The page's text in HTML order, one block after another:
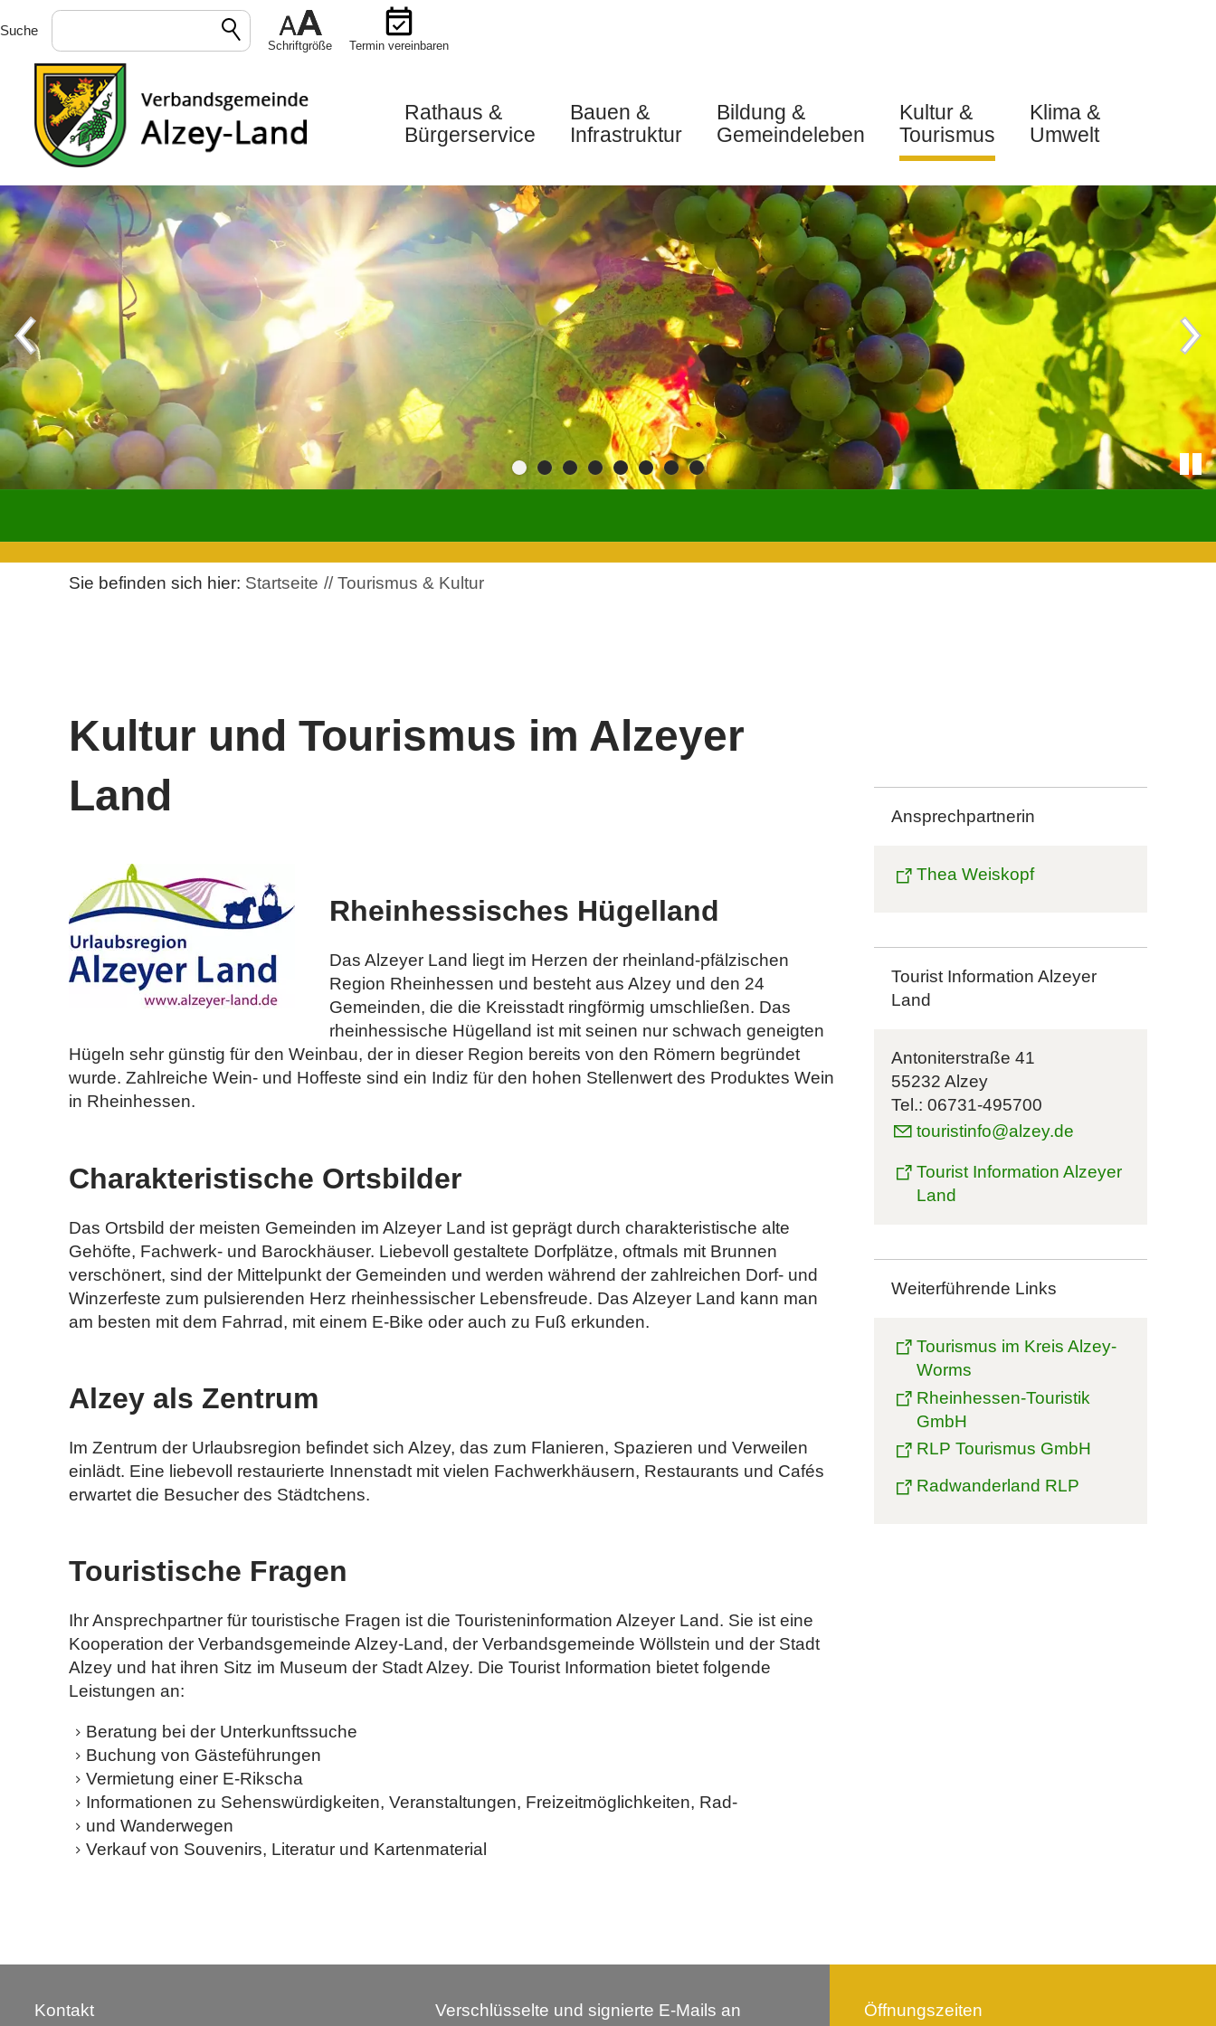
Rathaus &
Bürgerservice
Bauen &
Infrastruktur
Bildung &
Gemeindeleben
Kultur &
Tourismus
Klima &
Umwelt
Suche
Schriftgröße Termin vereinbaren
Sie befinden sich hier: Startseite Tourismus & Kultur
Kultur und Tourismus im Alzeyer
Land
Rheinhessisches Hügelland
Das Alzeyer Land liegt im Herzen der rheinland-pfälzischen
Region Rheinhessen und besteht aus Alzey und den 24
Gemeinden, die die Kreisstadt ringförmig umschließen. Das
rheinhessische Hügelland ist mit seinen nur schwach geneigten
Hügeln sehr günstig für den Weinbau, der in dieser Region bereits von den Römern begründet
wurde. Zahlreiche Wein- und Hoffeste sind ein Indiz für den hohen Stellenwert des Produktes Wein
in Rheinhessen.
Charakteristische Ortsbilder
Das Ortsbild der meisten Gemeinden im Alzeyer Land ist geprägt durch charakteristische alte
Gehöfte, Fachwerk- und Barockhäuser. Liebevoll gestaltete Dorfplätze, oftmals mit Brunnen
verschönert, sind der Mittelpunkt der Gemeinden und werden während der zahlreichen Dorf- und
Winzerfeste zum pulsierenden Herz rheinhessischer Lebensfreude. Das Alzeyer Land kann man
am besten mit dem Fahrrad, mit einem E-Bike oder auch zu Fuß erkunden.
Alzey als Zentrum
Im Zentrum der Urlaubsregion befindet sich Alzey, das zum Flanieren, Spazieren und Verweilen
einlädt. Eine liebevoll restaurierte Innenstadt mit vielen Fachwerkhäusern, Restaurants und Cafés
erwartet die Besucher des Städtchens.
Touristische Fragen
Ihr Ansprechpartner für touristische Fragen ist die Touristeninformation Alzeyer Land. Sie ist eine
Kooperation der Verbandsgemeinde Alzey-Land, der Verbandsgemeinde Wöllstein und der Stadt
Alzey und hat ihren Sitz im Museum der Stadt Alzey. Die Tourist Information bietet folgende
Leistungen an:
Beratung bei der Unterkunftssuche
Buchung von Gästeführungen
Vermietung einer E-Rikscha
Informationen zu Sehenswürdigkeiten, Veranstaltungen, Freizeitmöglichkeiten, Rad-
und Wanderwegen
Verkauf von Souvenirs, Literatur und Kartenmaterial
Ansprechpartnerin
Thea Weiskopf
Tourist Information Alzeyer
Land
Antoniterstraße 41
55232 Alzey
Tel.: 06731-495700
touristinfo@alzey.de
Tourist Information Alzeyer
Land
Weiterführende Links
Tourismus im Kreis Alzey-
Worms
Rheinhessen-Touristik
GmbH
RLP Tourismus GmbH
Radwanderland RLP
Kontakt
Verschlüsselte und signierte E-Mails an
Öffnungszeiten